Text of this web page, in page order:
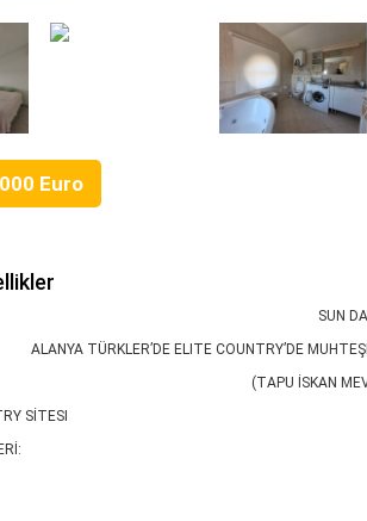
Euro
SUN
ALANYA TÜRKLER’DE ELITE COUNTRY’DE
(TAPU İSKAN
SİTESI